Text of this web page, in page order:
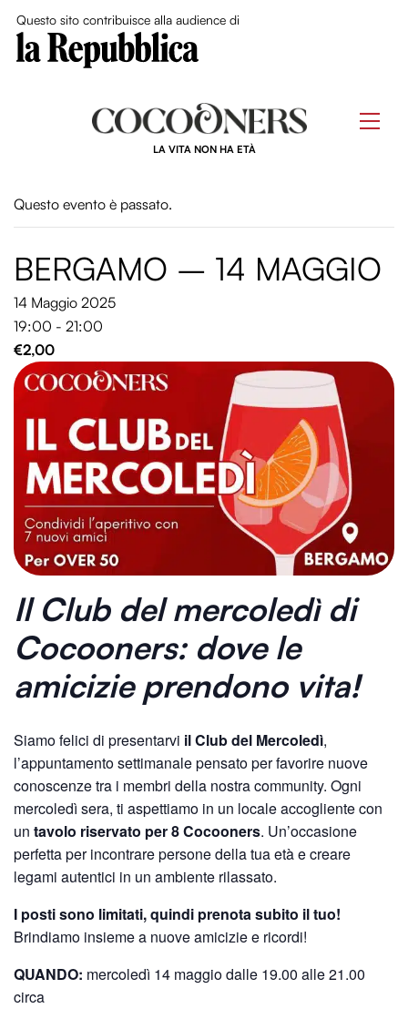
Questo sito contribuisce alla audience di
LA VITA NON HA ETÀ
Questo evento è passato.
BERGAMO – 14 MAGGIO
14 Maggio 2025
19:00 - 21:00
€2,00
Il Club del mercoledìdi
Cocooners: dove le
amicizie prendono vita!
Siamo felici di presentarvi il Club del Mercoledì,
l’appuntamento settimanale pensato per favorire nuove
conoscenze tra i membri della nostra community. Ogni
mercoledì sera, ti aspettiamo in un locale accogliente con
un tavolo riservato per 8 Cocooners. Un’occasione
perfetta per incontrare persone della tua età e creare
legami autentici in un ambiente rilassato.
I posti sono limitati, quindi prenota subito il tuo!
Brindiamo insieme a nuove amicizie e ricordi!
QUANDO: mercoledì 14 maggio dalle 19.00 alle 21.00
circa